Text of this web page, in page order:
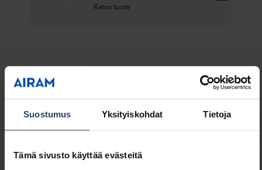
Suostumus Yksityiskohdat Tietoja
Tämä sivusto käyttää evästeitä
Katso tuote
ä
ä
Tekniset tiedot